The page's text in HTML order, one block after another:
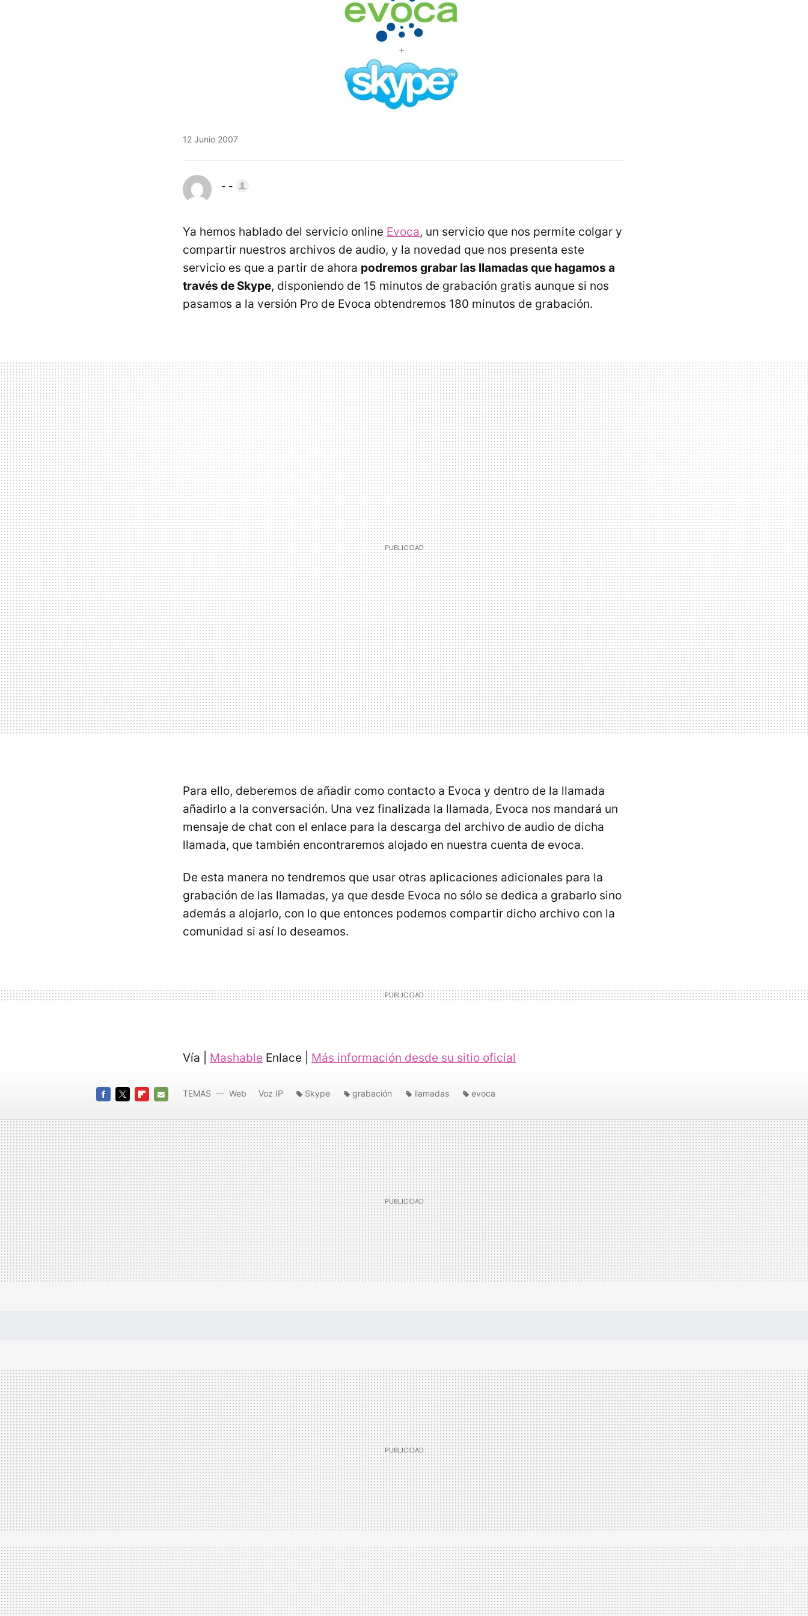
12 Junio 2007
- -
Ya hemos hablado del servicio online Evoca, un servicio que nos permite colgar y
compartir nuestros archivos de audio, y la novedad que nos presenta este
servicio es que a partir de ahora podremos grabar las llamadas que hagamos a
través de Skype, disponiendo de 15 minutos de grabación gratis aunque si nos
pasamos a la versión Pro de Evoca obtendremos 180 minutos de grabación.
Para ello, deberemos de añadir como contacto a Evoca y dentro de la llamada
añadirlo a la conversación. Una vez finalizada la llamada, Evoca nos mandará un
mensaje de chat con el enlace para la descarga del archivo de audio de dicha
llamada, que también encontraremos alojado en nuestra cuenta de evoca.
De esta manera no tendremos que usar otras aplicaciones adicionales para la
grabación de las llamadas, ya que desde Evoca no sólo se dedica a grabarlo sino
además a alojarlo, con lo que entonces podemos compartir dicho archivo con la
comunidad si así lo deseamos.
Vía | Mashable Enlace | Más información desde su sitio oficial
MAIL
TEMAS Web Voz IP Skype grabación llamadas evoca